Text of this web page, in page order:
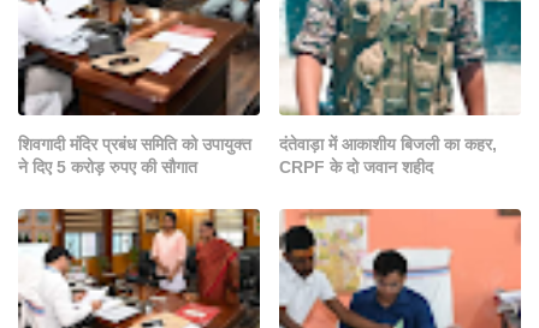
शिवगादी मंदिर प्रबंध समिति को उपायुक्त
ने दिए 5 करोड़ रुपए की सौगात
दंतेवाड़ा में आकाशीय बिजली का कहर,
CRPF के दो जवान शहीद